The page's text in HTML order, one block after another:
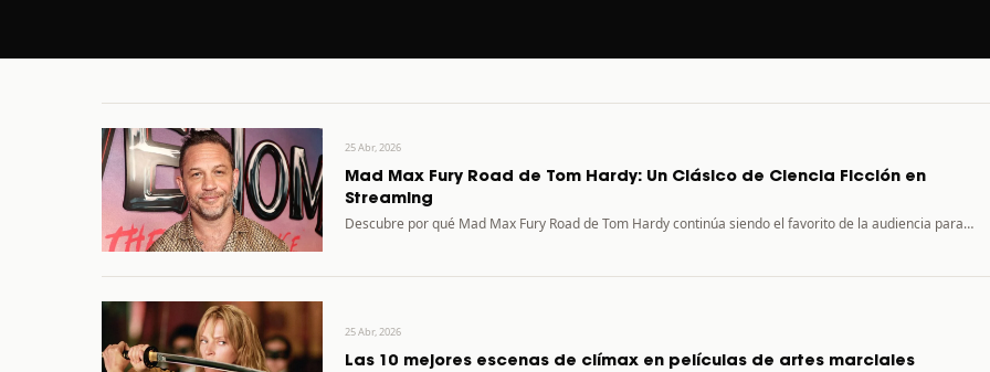
25 Abr, 2026
Mad Max Fury Road de Tom Hardy: Un Clásico de Ciencia Ficción en
Streaming
Descubre por qué Mad Max Fury Road de Tom Hardy continúa siendo el favorito de la audiencia para…
25 Abr, 2026
Las 10 mejores escenas de clímax en películas de artes marciales